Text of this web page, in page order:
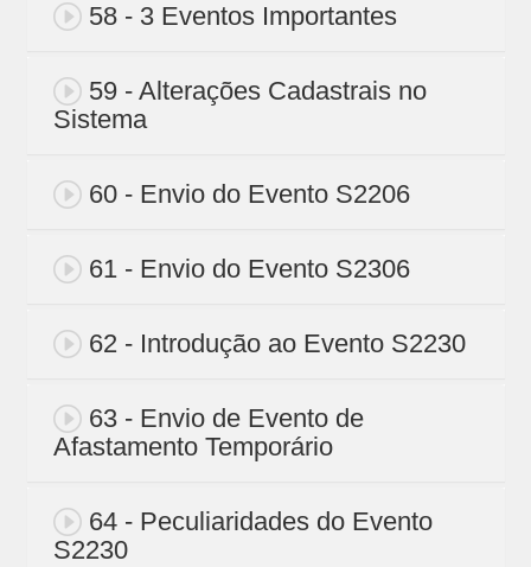
58 - 3 Eventos Importantes
59 - Alterações Cadastrais no
Sistema
60 - Envio do Evento S2206
61 - Envio do Evento S2306
62 - Introdução ao Evento S2230
63 - Envio de Evento de
Afastamento Temporário
64 - Peculiaridades do Evento
S2230